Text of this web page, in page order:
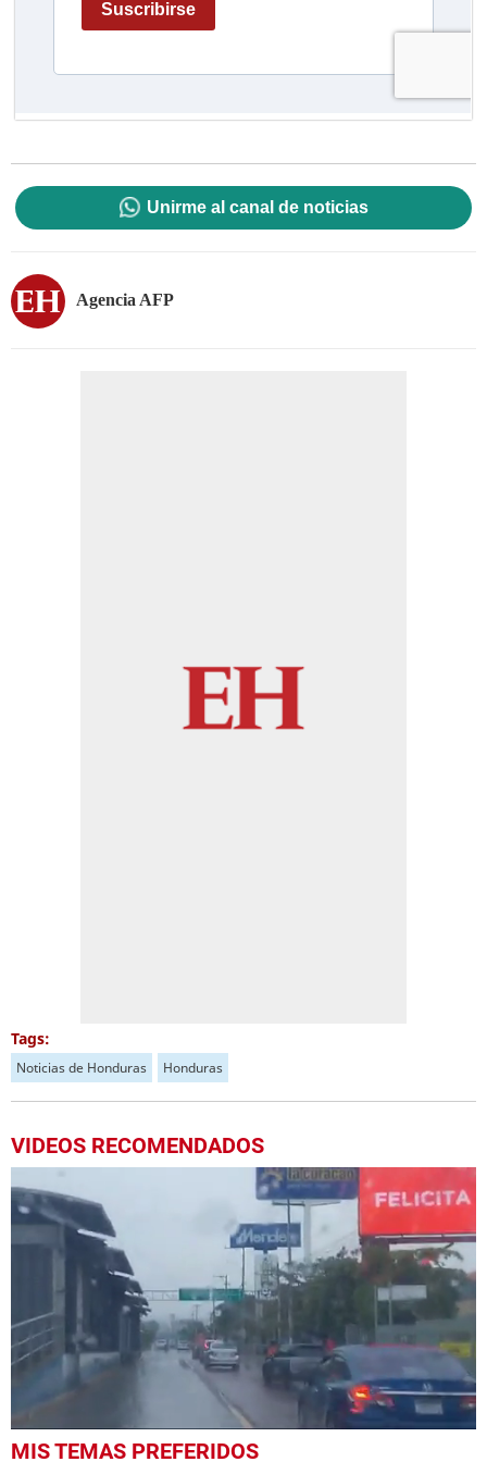
Unirme al canal de noticias
Agencia AFP
Tags:
Noticias de Honduras Honduras
VIDEOS RECOMENDADOS
seconds
MIS TEMAS PREFERIDOS